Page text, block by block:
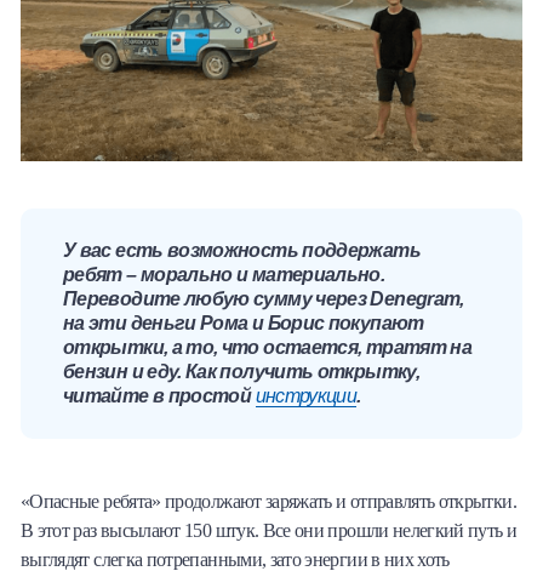
У вас есть возможность поддержать
ребят – морально и материально.
Переводите любую сумму через Denegram,
на эти деньги Рома и Борис покупают
открытки, а то, что остается, тратят на
бензин и еду. Как получить открытку,
читайте в простойинструкции.
«Опасные ребята» продолжают заряжать и отправлять открытки.
В этот раз высылают 150 штук. Все они прошли нелегкий путь и
выглядят слегка потрепанными, зато энергии в них хоть